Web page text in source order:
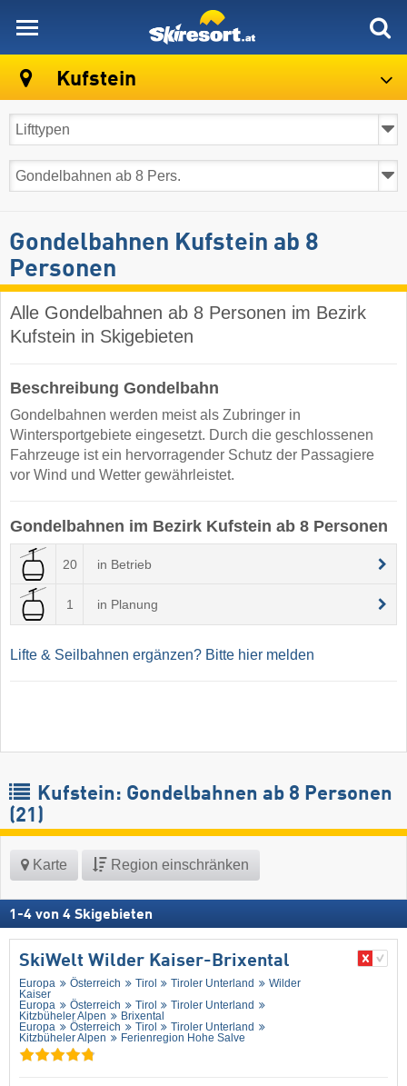
Kufstein
Gondelbahnen Kufstein ab 8
Personen
Alle Gondelbahnen ab 8 Personen im Bezirk
Kufstein in Skigebieten
Beschreibung Gondelbahn
Gondelbahnen werden meist als Zubringer in
Wintersportgebiete eingesetzt. Durch die geschlossenen
Fahrzeuge ist ein hervorragender Schutz der Passagiere
vor Wind und Wetter gewährleistet.
Gondelbahnen im Bezirk Kufstein ab 8 Personen
20 in Betrieb
1 in Planung
Lifte & Seilbahnen ergänzen? Bitte hier melden
Kufstein: Gondelbahnen ab 8 Personen
(21)
Karte Region einschränken
1 -4 von 4 Skigebieten
SkiWelt Wilder Kaiser-Brixental
Europa Österreich Tirol Tiroler Unterland
Wilder
Kaiser
Europa
Österreich Tirol
Tiroler Unterland
Kitzbüheler Alpen
Brixental
Europa
Österreich Tirol
Tiroler Unterland
Kitzbüheler Alpen
Ferienregion Hohe Salve